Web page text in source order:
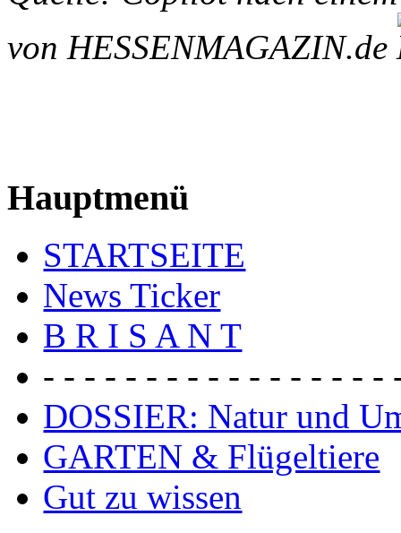
von HESSENMAGAZIN.de
Hauptmenü
STARTSEITE
News Ticker
B R I S A N T
- - - - - - - - - - - - - - - - -
DOSSIER: Natur und
GARTEN & Flügeltiere
Gut zu wissen